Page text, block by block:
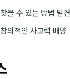
을 수 있는 방법 발견
의적인 사고력 배양